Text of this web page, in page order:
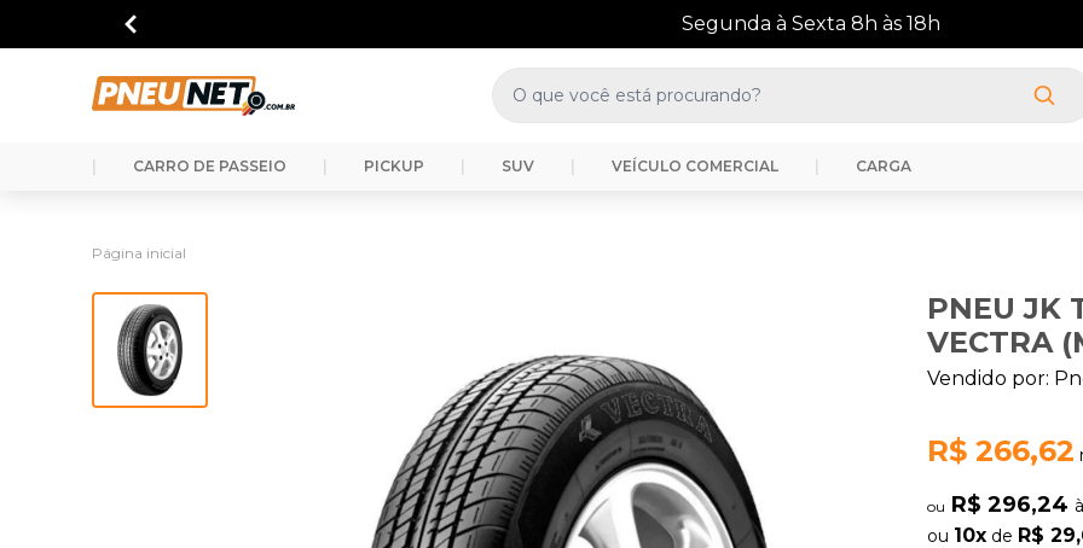
(41) 3388-3872
CARRO DE PASSEIO PICKUP SUV VEÍCULO COMERCIAL CARGA
Página inicial
PNEU JK
VECTRA
Vendido por:
R$ 266,62
ou R$ 296,24
ou 10x de R$